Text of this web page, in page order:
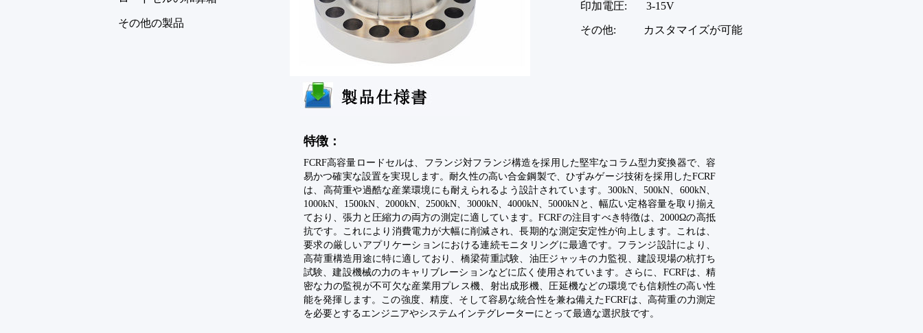
その他の製品
印加電圧: 3-15V
その他: カスタマイズが可能
特徴：
FCRF高容量ロードセルは、フランジ対フランジ構造を採用した堅牢なコラム型力変換器で、容
易かつ確実な設置を実現します。耐久性の高い合金鋼製で、ひずみゲージ技術を採用したFCRF
は、高荷重や過酷な産業環境にも耐えられるよう設​​計されています。300kN、500kN、600kN、
1000kN、1500kN、2000kN、2500kN、3000kN、4000kN、5000kNと、幅広い定格容量を取り揃え
ており、張力と圧縮力の両方の測定に適しています。FCRFの注目すべき特徴は、2000Ωの高抵
抗です。これにより消費電力が大幅に削減され、長期的な測定安定性が向上します。これは、
要求の厳しいアプリケーションにおける連続モニタリングに最適です。フランジ設計により、
高荷重構造用途に特に適しており、橋梁荷重試験、油圧ジャッキの力監視、建設現場の杭打ち
試験、建設機械の力のキャリブレーションなどに広く使用されています。さらに、FCRFは、精
密な力の監視が不可欠な産業用プレス機、射出成形機、圧延機などの環境でも信頼性の高い性
能を発揮します。この強度、精度、そして容易な統合性を兼ね備えたFCRFは、高荷重の力測定
を必要とするエンジニアやシステムインテグレーターにとって最適な選択肢です。